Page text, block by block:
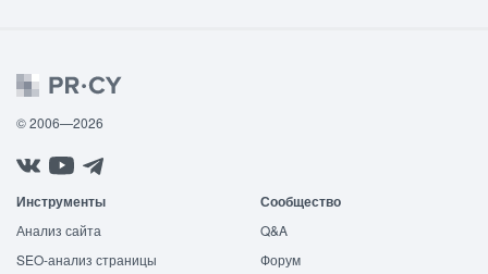
© 2006—2026
Инструменты
Анализ сайта
SEO-анализ страницы
Сообщество
Q&A
Форум